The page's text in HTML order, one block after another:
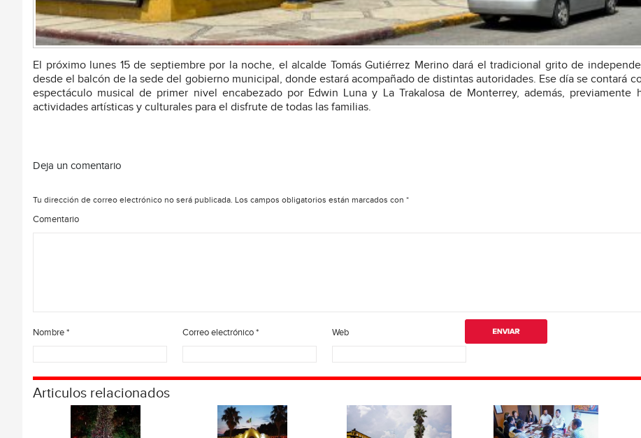
El próximo lunes 15 de septiembre por la noche, el alcalde Tomás Gutiérrez Merino dará el tradicional grito de
desde el balcón de la sede del gobierno municipal, donde estará acompañado de distintas autoridades. Ese día se contará
espectáculo musical de primer nivel encabezado por Edwin Luna y La Trakalosa de Monterrey, además, previamente
actividades artísticas y culturales para el disfrute de todas las familias.
Deja un comentario
Tu dirección de correo electrónico no será publicada. Los campos obligatorios están marcados con *
Comentario
Nombre* Correo electrónico* Web
Articulos relacionados